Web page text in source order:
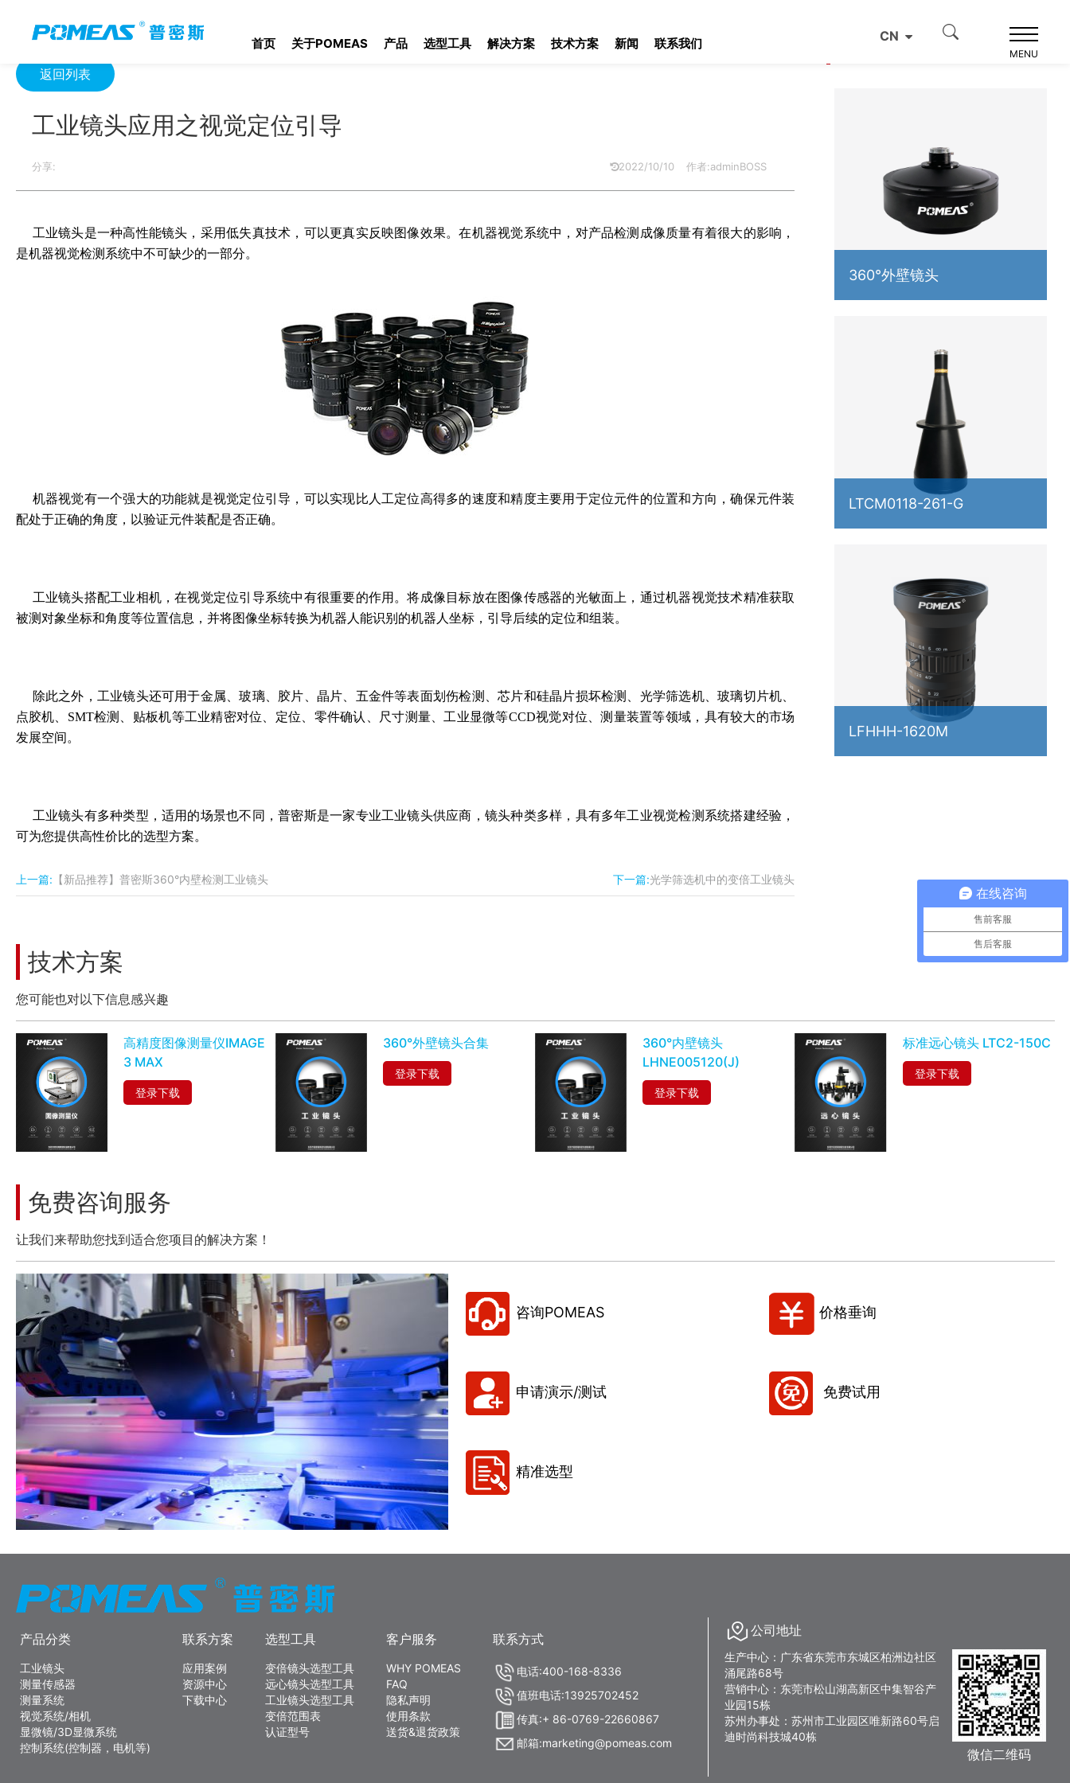
首页 关于POMEAS 产品 选型工具 解决方案 技术方案 新闻 联系我们 CN
MENU
返回列表
工业镜头应用之视觉定位引导
分享: 2022/10/10 作者:adminBOSS
工业镜头是一种高性能镜头，采用低失真技术，可以更真实反映图像效果。在机器视觉系统中，对产品检测成像质量有着很大的影响，
是机器视觉检测系统中不可缺少的一部分。
机器视觉有一个强大的功能就是视觉定位引导， 可以实现比人工定位高得多的速度和精度主要用于定位元件的位置和方向，确保元件装
配处于正确的角度，以验证元件装配是否正确。
工业镜头搭配工业相机，在视觉定位引导系统中有很重要的作用。将成像目标放在图像传感器的光敏面上， 通过机器视觉技术精准获取
被测对象坐标和角度等位置信息，并将图像坐标转换为机器人能识别的机器人坐标，引导后续的定位和组装。
除此之外，工业镜头还可用于金属、玻璃、胶片、晶片、五金件等表面划伤检测、芯片和硅晶片损坏检测、光学筛选机、玻璃切片机、
点胶机、 SMT检测、贴板机等工业精密对位、定位、零件确认、尺寸测量、工业显微等CCD视觉对位、测量装置等领域，具有较大的市场
发展空间。
工业镜头有多种类型，适用的场景也不同，普密斯是一家专业工业镜头供应商，镜头种类多样，具有多年工业视觉检测系统搭建经验，
可为您提供高性价比的选型方案。
上一篇: 【新品推荐】普密斯360°内壁检测工业镜头 下一篇:光学筛选机中的变倍工业镜头
360°外壁镜头
LTCM0118-261-G
LFHHH-1620M
技术方案 MORE+
您可能也对以下信息感兴趣
高精度图像测量仪IMAGE
3 MAX
登录下载
360°外壁镜头合集
登录下载
360°内壁镜头
LHNE005120(J)
登录下载
标准远心镜头 LTC2-150C
登录下载
免费咨询服务
让我们来帮助您找到适合您项目的解决方案！
咨询POMEAS 价格垂询
申请演示/测试 免费试用
精准选型
产品分类
工业镜头
测量传感器
测量系统
视觉系统/相机
显微镜/3D显微系统
控制系统(控制器，电机等)
联系方案
应用案例
资源中心
下载中心
选型工具
变倍镜头选型工具
远心镜头选型工具
工业镜头选型工具
变倍范围表
认证型号
客户服务
WHY POMEAS
FAQ
隐私声明
使用条款
送货&退货政策
联系方式
电话:400-168-8336
值班电话:13925702452
传真:+ 86-0769-22660867
邮箱:marketing@pomeas.com
公司地址
生产中心：广东省东莞市东城区柏洲边社区
涌尾路68号
营销中心：东莞市松山湖高新区中集智谷产
业园15栋
苏州办事处：苏州市工业园区唯新路60号启
迪时尚科技城40栋
微信二维码
在线咨询
售前客服
售后客服